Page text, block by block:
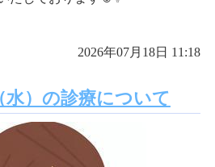
2026年07月18日 11:18
水）の診療について